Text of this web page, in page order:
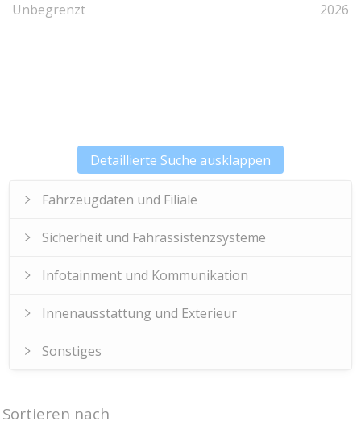
Unbegrenzt 2026
Detaillierte Suche ausklappen
Fahrzeugdaten und Filiale
Sicherheit und Fahrassistenzsysteme
Infotainment und Kommunikation
Innenausstattung und Exterieur
Sonstiges
Sortieren nach